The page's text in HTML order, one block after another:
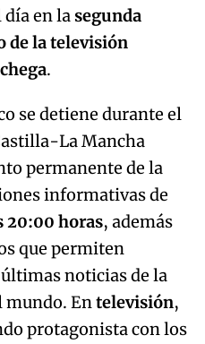
en lasegunda
de la televisión
.
se detiene durante el
La Mancha
permanente de la
informativas de
20:00 horas, además
que permiten
noticias de la
mundo. Entelevisión,
protagonista con los